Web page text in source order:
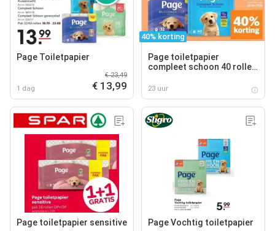
Page Toiletpapier
1 dag
€ 23,49
€ 13,99
40% korting
Page toiletpapier
compleet schoon 40 rollen
23 uur
Page toiletpapier sensitive Page Vochtig toiletpapier